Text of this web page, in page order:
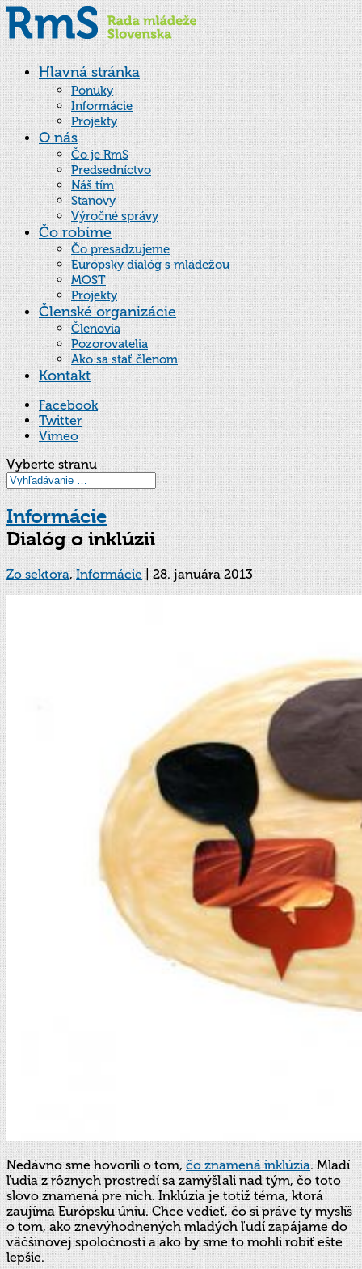
Hlavná stránka
Ponuky
Informácie
Projekty
O nás
Čo je RmS
Predsedníctvo
Náš tím
Stanovy
Výročné správy
Čo robíme
Čo presadzujeme
Európsky dialóg s mládežou
MOST
Projekty
Členské organizácie
Členovia
Pozorovatelia
Ako sa stať členom
Kontakt
Facebook
Twitter
Vimeo
Vyberte stranu
Informácie
Dialóg o inklúzii
Zo sektora,Informácie|28. januára 2013
Nedávno sme hovorili o tom,čo znamená inklúzia. Mladí
ľudia z rôznych prostredí sa zamýšľali nad tým, čo toto
slovo znamená pre nich. Inklúzia je totiž téma, ktorá
zaujíma Európsku úniu. Chce vedieť, čo si práve ty myslíš
o tom, ako znevýhodnených mladých ľudí zapájame do
väčšinovej spoločnosti a ako by sme to mohli robiť ešte
lepšie.